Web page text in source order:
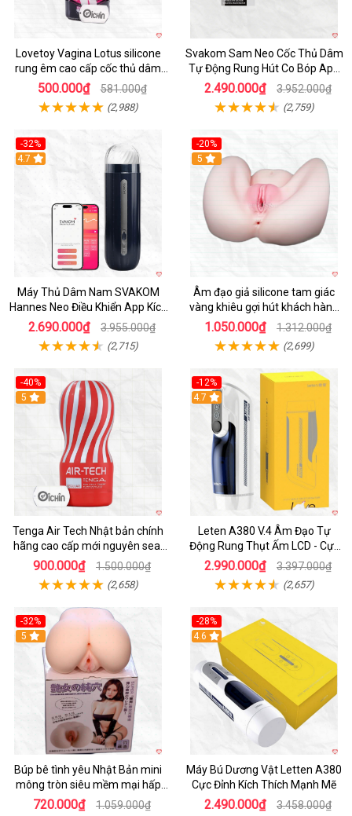
Lovetoy Vagina Lotus silicone
rung êm cao cấp cốc thủ dâm
nam
500.000₫ 581.000₫
(2,988)
Svakom Sam Neo Cốc Thủ Dâm
Tự Động Rung Hút Co Bóp App
Điều Khiển
2.490.000₫ 3.952.000₫
(2,759)
-32%
Hot
4.7
Máy Thủ Dâm Nam SVAKOM
Hannes Neo Điều Khiển App Kích
Thích
2.690.000₫ 3.955.000₫
(2,715)
-20%
Hot
5
Âm đạo giả silicone tam giác
vàng khiêu gợi hút khách hàng
nam
1.050.000₫ 1.312.000₫
(2,699)
-40%
Hot
5
Tenga Air Tech Nhật bản chính
hãng cao cấp mới nguyên seal
giá tốt
900.000₫ 1.500.000₫
(2,658)
-12%
Hot
4.7
Leten A380 V.4 Âm Đạo Tự
Động Rung Thụt Ấm LCD - Cực
Phê
2.990.000₫ 3.397.000₫
(2,657)
-32%
Hot
5
Búp bê tình yêu Nhật Bản mini
mông tròn siêu mềm mại hấp
dẫn
720.000₫ 1.059.000₫
-28%
Hot
4.6
Máy Bú Dương Vật Letten A380
Cực Đỉnh Kích Thích Mạnh Mẽ
2.490.000₫ 3.458.000₫